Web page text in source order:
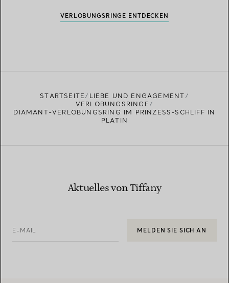
VERLOBUNGSRINGE ENTDECKEN
STARTSEITE
LIEBE UND ENGAGEMENT
VERLOBUNGSRINGE
DIAMANT-VERLOBUNGSRING IM PRINZESS-SCHLIFF IN
PLATIN
Aktuelles von Tiffany
E-MAIL MELDEN SIE SICH AN